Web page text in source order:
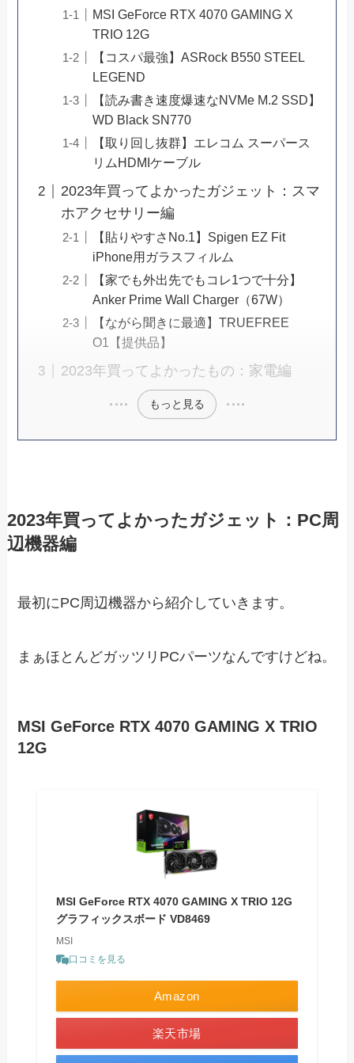
MSI GeForce RTX 4070 GAMING X
TRIO 12G
【コスパ最強】ASRock B550 STEEL
LEGEND
【読み書き速度爆速なNVMe M.2 SSD】
WD Black SN770
【取り回し抜群】エレコム スーパース
リムHDMIケーブル
2023年買ってよかったガジェット：スマ
ホアクセサリー編
【貼りやすさNo.1】Spigen EZ Fit
iPhone用ガラスフィルム
【家でも外出先でもコレ1つで十分】
Anker Prime Wall Charger（67W）
【ながら聞きに最適】TRUEFREE
O1【提供品】
2023年買ってよかったもの：家電編
もっと見る
2023年買ってよかったガジェット：PC周
辺機器編
最初にPC周辺機器から紹介していきます。
まぁほとんどガッツリPCパーツなんですけどね。
MSI GeForce RTX 4070 GAMING X TRIO
12G
MSI GeForce RTX 4070 GAMING X TRIO 12G
グラフィックスボード VD8469
MSI
口コミを見る
Amazon
楽天市場